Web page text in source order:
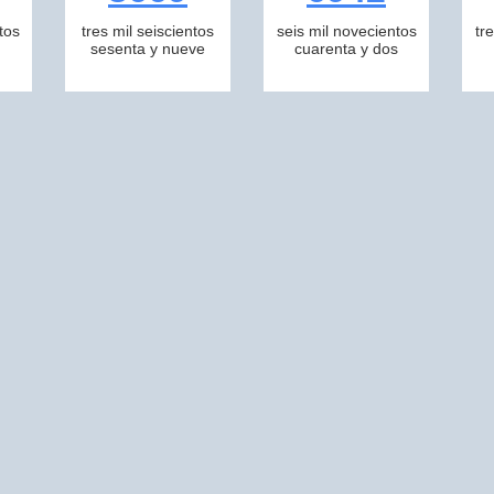
tres mil seiscientos
sesenta y nueve
seis mil novecientos
cuarenta y dos